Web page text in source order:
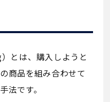
とは、購入しようと
商品を組み合わせて
法です。